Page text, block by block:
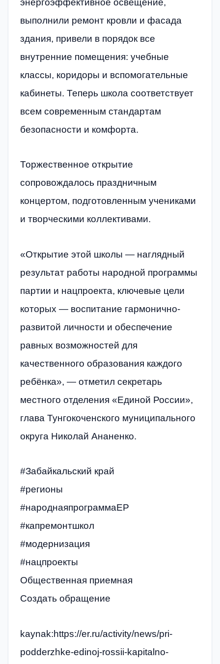
выполнили ремонт кровли и фасада
здания, привели в порядок все
внутренние помещения: учебные
классы, коридоры и вспомогательные
кабинеты. Теперь школа соответствует
всем современным стандартам
безопасности и комфорта.
Торжественное открытие
сопровождалось праздничным
концертом, подготовленным учениками
и творческими коллективами.
«Открытие этой школы — наглядный
результат работы народной программы
партии и нацпроекта, ключевые цели
которых — воспитание гармонично-
развитой личности и обеспечение
равных возможностей для
качественного образования каждого
ребёнка», — отметил секретарь
местного отделения «Единой России»,
глава Тунгокоченского муниципального
округа Николай Ананенко.
#Забайкальский край
#регионы
#народнаяпрограммаЕР
#капремонтшкол
#модернизация
#нацпроекты
Общественная приемная
Создать обращение
kaynak:https://er.ru/activity/news/pri-
podderzhke-edinoj-rossii-kapitalno-